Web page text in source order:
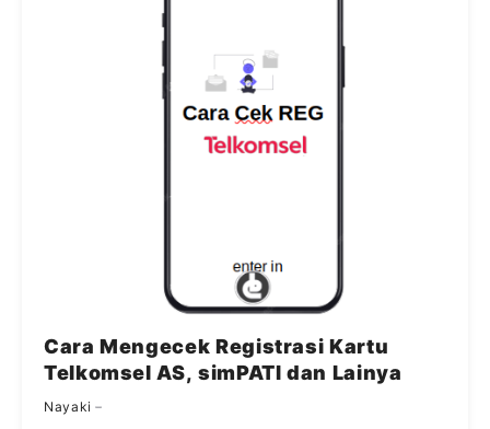
Cara Mengecek Registrasi Kartu
Telkomsel AS, simPATI dan Lainya
Nayaki